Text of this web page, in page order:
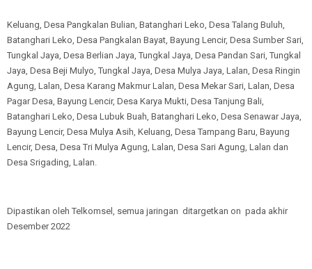
Keluang, Desa Pangkalan Bulian, Batanghari Leko, Desa Talang Buluh,
Batanghari Leko, Desa Pangkalan Bayat, Bayung Lencir, Desa Sumber Sari,
Tungkal Jaya, Desa Berlian Jaya, Tungkal Jaya, Desa Pandan Sari, Tungkal
Jaya, Desa Beji Mulyo, Tungkal Jaya, Desa Mulya Jaya, Lalan, Desa Ringin
Agung, Lalan, Desa Karang Makmur Lalan, Desa Mekar Sari, Lalan, Desa
Pagar Desa, Bayung Lencir, Desa Karya Mukti, Desa Tanjung Bali,
Batanghari Leko, Desa Lubuk Buah, Batanghari Leko, Desa Senawar Jaya,
Bayung Lencir, Desa Mulya Asih, Keluang, Desa Tampang Baru, Bayung
Lencir, Desa, Desa Tri Mulya Agung, Lalan, Desa Sari Agung, Lalan dan
Desa Srigading, Lalan.
Dipastikan oleh Telkomsel, semua jaringan ditargetkan on pada akhir
Desember 2022